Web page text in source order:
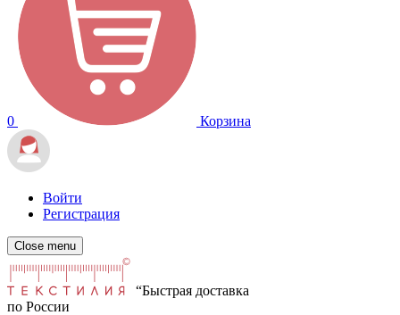
0 Корзина
Войти
Регистрация
Close menu
“Быстрая доставка
по России